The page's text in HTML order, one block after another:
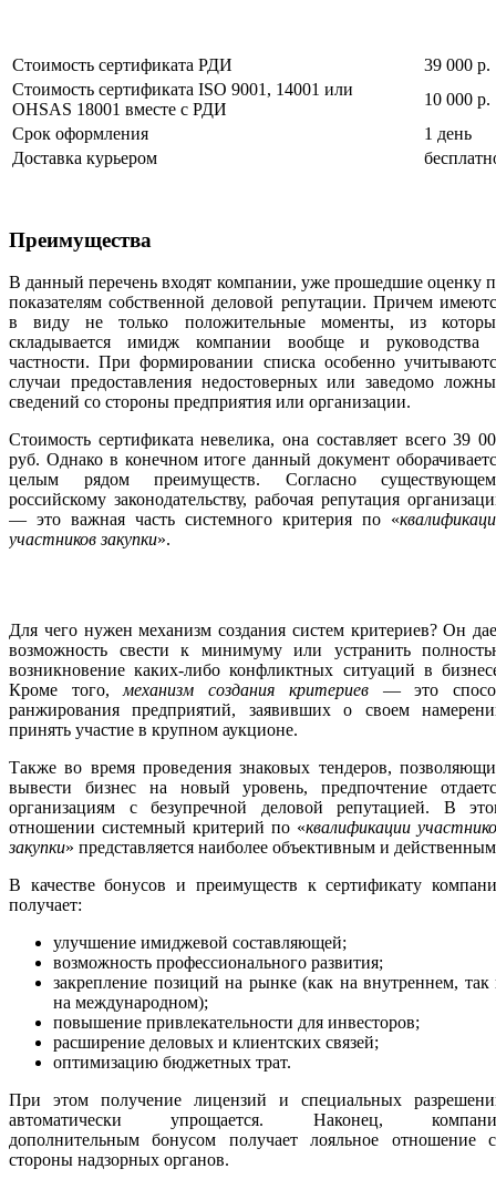
Стоимость сертификата РДИ
39 000 р.
Стоимость сертификата ISO 9001, 14001 или
OHSAS 18001 вместе с РДИ
10 000 р.
Срок оформления
1 день
Доставка курьером
Преимущества
В данный перечень входят компании, уже прошедшие оценку
показателям собственной деловой репутации. Причем
в виду не только положительные моменты, из
складывается имидж компании вообще и руководства
частности. При формировании списка особенно
случаи предоставления недостоверных или заведомо
сведений со стороны предприятия или организации.
Стоимость сертификата невелика, она составляет всего 39
руб. Однако в конечном итоге данный документ
целым рядом преимуществ. Согласно
российскому законодательству, рабочая репутация
— это важная часть системного критерия по «
участников закупки».
Для чего нужен механизм создания систем критериев? Он
возможность свести к минимуму или устранить
возникновение каких-либо конфликтных ситуаций в
Кроме того,механизм создания критериев— это
ранжирования предприятий, заявивших о своем
принять участие в крупном аукционе.
Также во время проведения знаковых тендеров,
вывести бизнес на новый уровень, предпочтение
организациям с безупречной деловой репутацией. В
отношении системный критерий по «квалификации
закупки» представляется наиболее объективным и
В качестве бонусов и преимуществ к сертификату
получает:
улучшение имиджевой составляющей;
возможность профессионального развития;
закрепление позиций на рынке (как на внутреннем, так
на международном);
повышение привлекательности для инвесторов;
расширение деловых и клиентских связей;
оптимизацию бюджетных трат.
При этом получение лицензий и специальных
автоматически упрощается. Наконец,
дополнительным бонусом получает лояльное отношение
стороны надзорных органов.